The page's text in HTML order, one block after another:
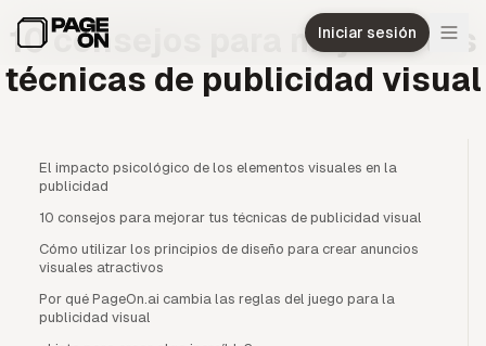
Iniciar sesión
10 consejos para mejorar tus
técnicas de publicidad visual
El impacto psicológico de los elementos visuales en la
publicidad
10 consejos para mejorar tus técnicas de publicidad visual
Cómo utilizar los principios de diseño para crear anuncios
visuales atractivos
Por qué PageOn.ai cambia las reglas del juego para la
publicidad visual